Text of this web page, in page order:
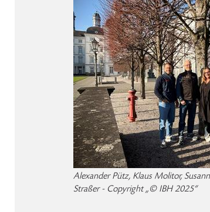
Alexander Pütz, Klaus Molitor,
Straßer - Copyright „© IBH 2025“